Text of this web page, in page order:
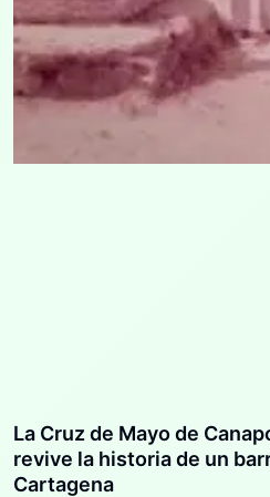
La Cruz de Mayo de
revive la historia de un
Cartagena